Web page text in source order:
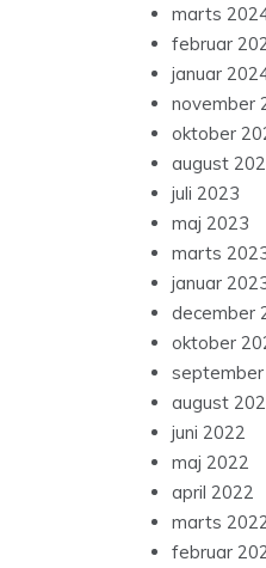
marts
februar
januar
november
oktober
august
juli 2023
maj 2023
marts
januar
december
oktober
august
juni 2022
maj 2022
april 2022
marts
februar